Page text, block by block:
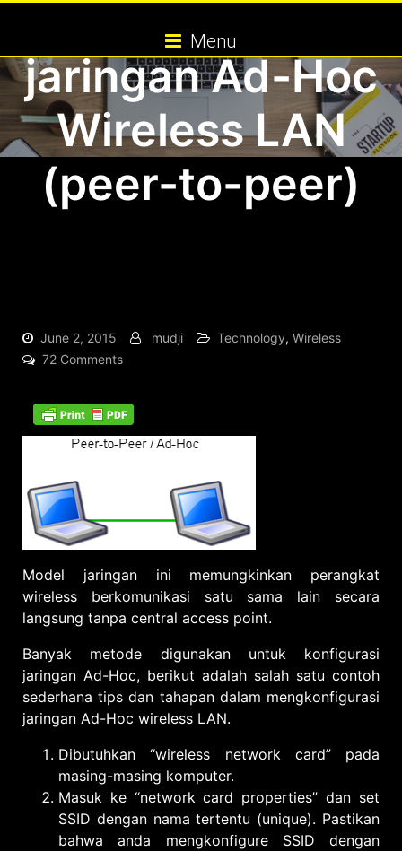
content
Menu
Mengkonfigurasi
jaringan Ad-Hoc
Wireless LAN
(peer-to-peer)
June 2, 2015 mudji Technology, Wireless
72 Commentson
Ad-
Hoc
Wireless
LAN
Model jaringan ini memungkinkan perangkat
wireless berkomunikasi satu sama lain secara
langsung tanpa central access point.
Banyak metode digunakan untuk konfigurasi
jaringan Ad-Hoc, berikut adalah salah satu contoh
sederhana tips dan tahapan dalam mengkonfigurasi
jaringan Ad-Hoc wireless LAN.
Dibutuhkan “wireless network card” pada
masing-masing komputer.
Masuk ke “network card properties” dan set
SSID dengan nama tertentu (unique). Pastikan
bahwa anda mengkonfigure SSID dengan